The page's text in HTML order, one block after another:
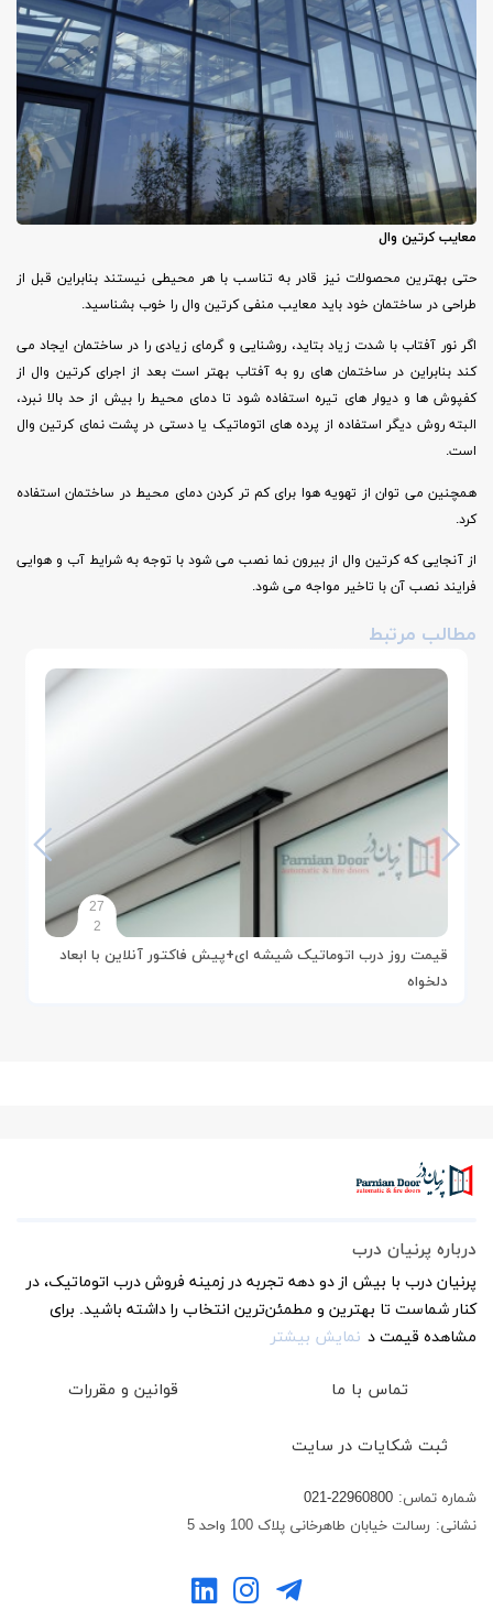
معایب کرتین وال
حتی بهترین محصولات نیز قادر به تناسب با هر محیطی نیستند بنابراین قبل از
طراحی در ساختمان خود باید معایب منفی کرتین وال را خوب بشناسید.
اگر نور آفتاب با شدت زیاد بتاید، روشنایی و گرمای زیادی را در ساختمان ایجاد می
کند بنابراین در ساختمان های رو به آفتاب بهتر است بعد از اجرای کرتین وال از
کفپوش ها و دیوار های تیره استفاده شود تا دمای محیط را بیش از حد بالا نبرد،
البته روش دیگر استفاده از پرده های اتوماتیک یا دستی در پشت نمای کرتین وال
است.
همچنین می توان از تهویه هوا برای کم تر کردن دمای محیط در ساختمان استفاده
کرد.
از آنجایی که کرتین وال از بیرون نما نصب می شود با توجه به شرایط آب و هوایی
فرایند نصب آن با تاخیر مواجه می شود.
مطالب مرتبط
27
2
قیمت روز درب اتوماتیک شیشه ای+پیش فاکتور آنلاین با ابعاد
دلخواه
درباره پرنیان درب
پرنیان درب با بیش از دو دهه تجربه در زمینه فروش درب اتوماتیک، در
کنار شماست تا بهترین و مطمئن‌ترین انتخاب را داشته باشید. برای
مشاهده قیمت د نمایش بیشتر
تماس با ما قوانین و مقررات
ثبت شکایات در سایت
شماره تماس: 021-22960800
نشانی: رسالت خیابان طاهرخانی پلاک 100 واحد 5